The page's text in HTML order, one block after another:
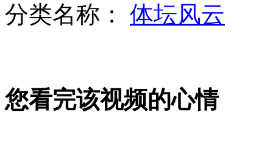
分类名称： 体坛风云
您看完该视频的心情